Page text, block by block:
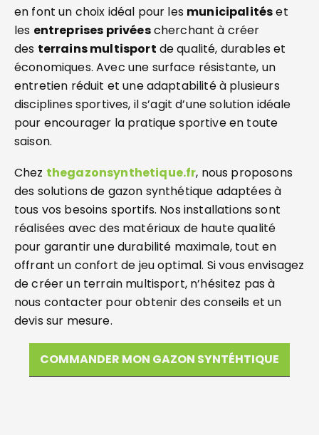
en font un choix idéal pour les municipalitéset
les entreprises privéescherchant à créer
des terrains multisport de qualité, durables et
économiques. Avec une surface résistante, un
entretien réduit et une adaptabilité à plusieurs
disciplines sportives, il s’agit d’une solution idéale
pour encourager la pratique sportive en toute
saison.
Chez thegazonsynthetique.fr, nous proposons
des solutions de gazon synthétique adaptées à
tous vos besoins sportifs. Nos installations sont
réalisées avec des matériaux de haute qualité
pour garantir une durabilité maximale, tout en
offrant un confort de jeu optimal. Si vous envisagez
de créer un terrain multisport, n’hésitez pas à
nous contacter pour obtenir des conseils et un
devis sur mesure.
COMMANDER MON GAZON SYNTÉHTIQUE